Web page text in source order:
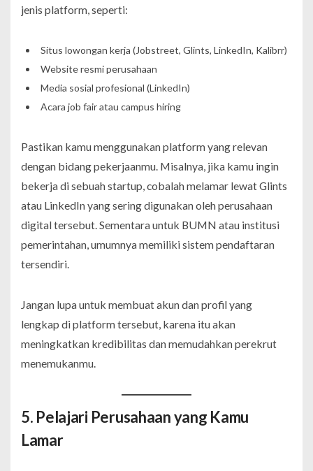
jenis platform, seperti:
Situs lowongan kerja (Jobstreet, Glints, LinkedIn, Kalibrr)
Website resmi perusahaan
Media sosial profesional (LinkedIn)
Acara job fair atau campus hiring
Pastikan kamu menggunakan platform yang relevan
dengan bidang pekerjaanmu. Misalnya, jika kamu ingin
bekerja di sebuah startup, cobalah melamar lewat Glints
atau LinkedIn yang sering digunakan oleh perusahaan
digital tersebut. Sementara untuk BUMN atau institusi
pemerintahan, umumnya memiliki sistem pendaftaran
tersendiri.
Jangan lupa untuk membuat akun dan profil yang
lengkap di platform tersebut, karena itu akan
meningkatkan kredibilitas dan memudahkan perekrut
menemukanmu.
5. Pelajari Perusahaan yang Kamu
Lamar